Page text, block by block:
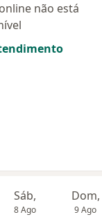
não está
Sáb,
8 Ago
Dom,
9 Ago